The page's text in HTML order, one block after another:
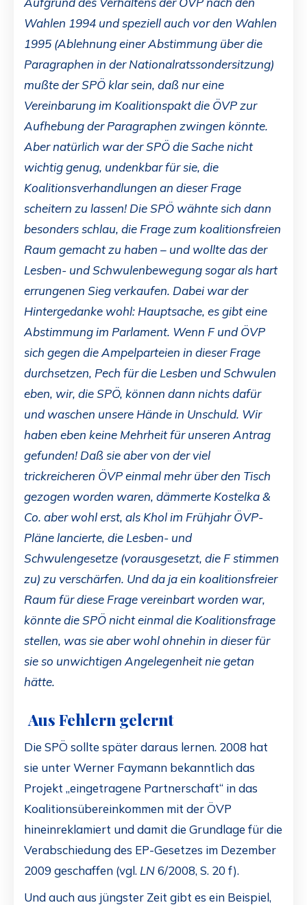
Wahlen 1994 und speziell auch vor den Wahlen
1995 (Ablehnung einer Abstimmung über die
Paragraphen in der Nationalratssondersitzung)
mußte der SPÖ klar sein, daß nur eine
Vereinbarung im Koalitionspakt die ÖVP zur
Aufhebung der Paragraphen zwingen könnte.
Aber natürlich war der SPÖ die Sache nicht
wichtig genug, undenkbar für sie, die
Koalitionsverhandlungen an dieser Frage
scheitern zu lassen! Die SPÖ wähnte sich dann
besonders schlau, die Frage zum koalitionsfreien
Raum gemacht zu haben – und wollte das der
Lesben- und Schwulenbewegung sogar als hart
errungenen Sieg verkaufen. Dabei war der
Hintergedanke wohl: Hauptsache, es gibt eine
Abstimmung im Parlament. Wenn F und ÖVP
sich gegen die Ampelparteien in dieser Frage
durchsetzen, Pech für die Lesben und Schwulen
eben, wir, die SPÖ, können dann nichts dafür
und waschen unsere Hände in Unschuld. Wir
haben eben keine Mehrheit für unseren Antrag
gefunden! Daß sie aber von der viel
trickreicheren ÖVP einmal mehr über den Tisch
gezogen worden waren, dämmerte Kostelka &
Co. aber wohl erst, als Khol im Frühjahr ÖVP-
Pläne lancierte, die Lesben- und
Schwulengesetze (vorausgesetzt, die F stimmen
zu) zu verschärfen. Und da ja ein koalitionsfreier
Raum für diese Frage vereinbart worden war,
könnte die SPÖ nicht einmal die Koalitionsfrage
stellen, was sie aber wohl ohnehin in dieser für
sie so unwichtigen Angelegenheit nie getan
hätte.
Aus Fehlern gelernt
Die SPÖ sollte später daraus lernen. 2008 hat
sie unter Werner Faymann bekanntlich das
Projekt „eingetragene Partnerschaft“ in das
Koalitionsübereinkommen mit der ÖVP
hineinreklamiert und damit die Grundlage für die
Verabschiedung des EP-Gesetzes im Dezember
2009 geschaffen (vgl.LN6/2008, S. 20 f).
Und auch aus jüngster Zeit gibt es ein Beispiel,